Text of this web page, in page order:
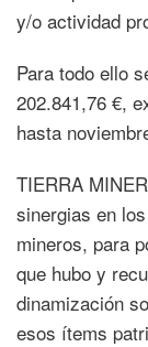
y/o actividad
Para todo ello
202.841,76 €,
hasta
TIERRA
sinergias en
mineros, para
que hubo y
dinamización
esos ítems